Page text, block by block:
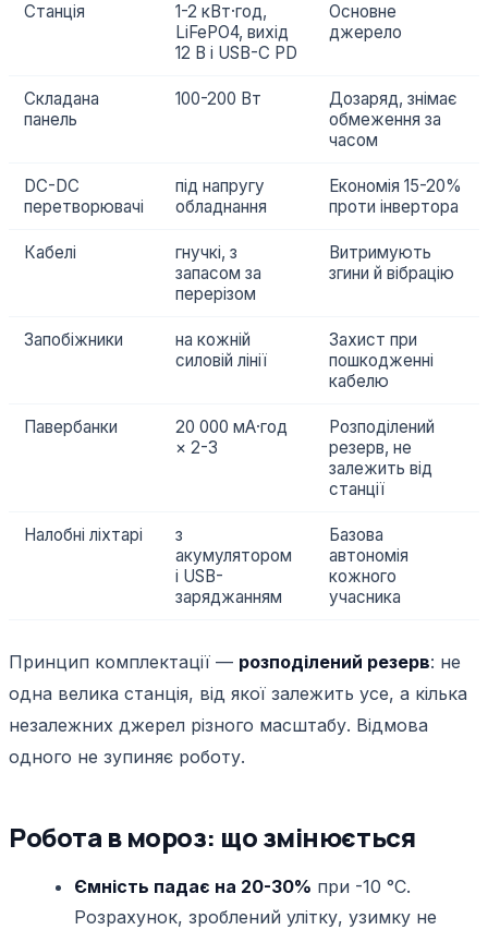
Станція
1-2 кВт·год,
LiFePO4, вихід
12 В і USB-C PD
Основне
джерело
Складана
панель
100-200 Вт
Дозаряд, знімає
обмеження за
часом
DC-DC
перетворювачі
під напругу
обладнання
Економія 15-20%
проти інвертора
Кабелі
гнучкі, з
запасом за
перерізом
Витримують
згини й вібрацію
Запобіжники
на кожній
силовій лінії
Захист при
пошкодженні
кабелю
Павербанки
20 000 мА·год
× 2-3
Розподілений
резерв, не
залежить від
станції
Налобні ліхтарі
з
акумулятором
і USB-
заряджанням
Базова
автономія
кожного
учасника
Принцип комплектації — розподілений резерв: не
одна велика станція, від якої залежить усе, а кілька
незалежних джерел різного масштабу. Відмова
одного не зупиняє роботу.
Робота в мороз: що змінюється
Ємність падає на 20-30% при -10 °C.
Розрахунок, зроблений улітку, узимку не